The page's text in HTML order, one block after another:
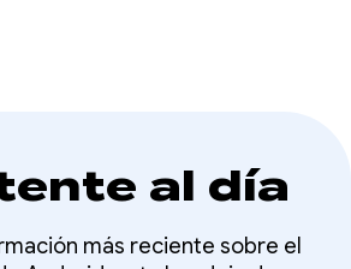
al día
más reciente sobre el